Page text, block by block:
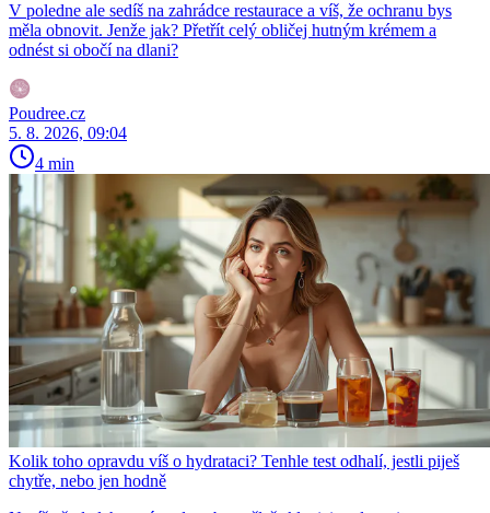
V poledne ale sedíš na zahrádce restaurace a víš, že ochranu bys
měla obnovit. Jenže jak? Přetřít celý obličej hutným krémem a
odnést si obočí na dlani?
Poudree.cz
5. 8. 2026, 09:04
4 min
Kolik toho opravdu víš o hydrataci? Tenhle test odhalí, jestli piješ
chytře, nebo jen hodně